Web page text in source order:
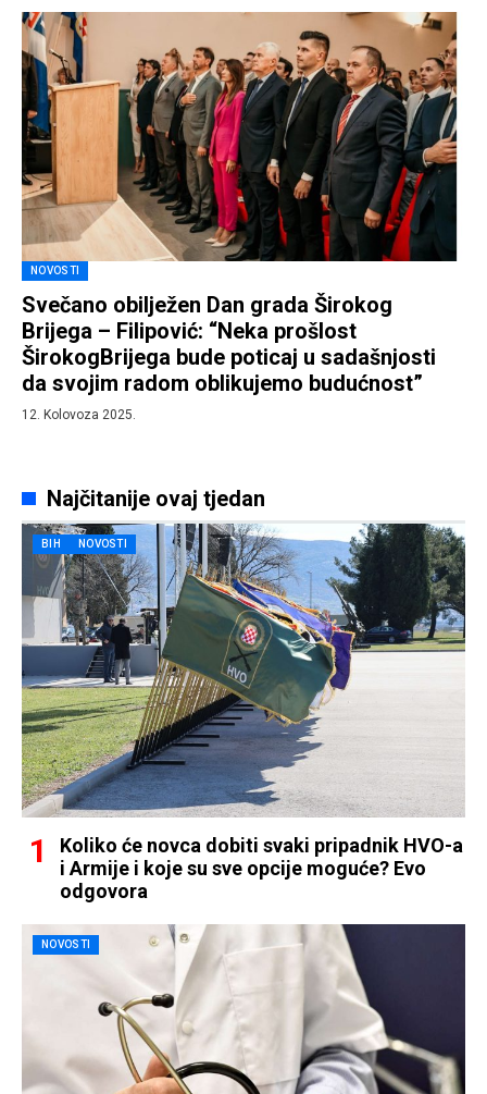
NOVOSTI
Svečano obilježen Dan grada Širokog
Brijega – Filipović: “Neka prošlost
ŠirokogBrijega bude poticaj u sadašnjosti
da svojim radom oblikujemo budućnost”
12. Kolovoza 2025.
Najčitanije ovaj tjedan
BIH NOVOSTI
Koliko će novca dobiti svaki pripadnik HVO-a
i Armije i koje su sve opcije moguće? Evo
odgovora
NOVOSTI